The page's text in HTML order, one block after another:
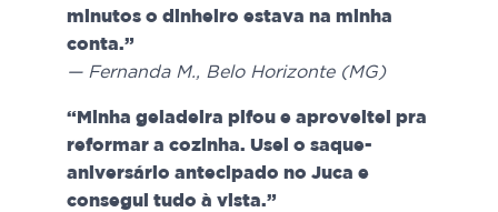
minutos o dinheiro estava na minha
conta.”
— Fernanda M., Belo Horizonte (MG)
“Minha geladeira pifou e aproveitei pra
reformar a cozinha. Usei o saque-
aniversário antecipado no Juca e
consegui tudo à vista.”